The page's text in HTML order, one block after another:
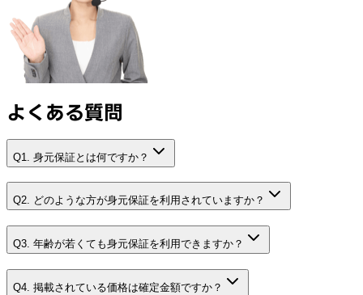
よくある質問
Q1. 身元保証とは何ですか？
Q2. どのような方が身元保証を利用されていますか？
Q3. 年齢が若くても身元保証を利用できますか？
Q4. 掲載されている価格は確定金額ですか？